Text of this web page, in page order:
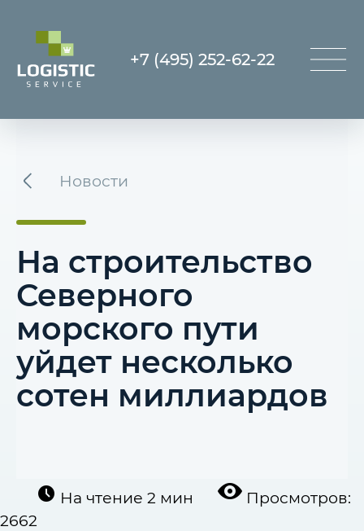
+7 (495) 252-62-22
Новости
На строительство
Северного
морского пути
уйдет несколько
сотен миллиардов
На чтение 2 мин
Просмотров:
2662